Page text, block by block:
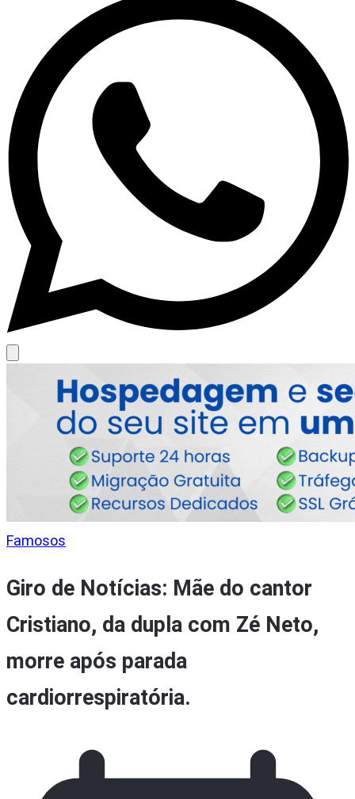
Famosos
Giro de Notícias: Mãe do cantor
Cristiano, da dupla com Zé Neto,
morre após parada
cardiorrespiratória.